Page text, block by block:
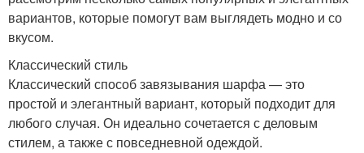
вариантов, которые помогут вам выглядеть модно и со
вкусом.
Классический стиль
Классический способ завязывания шарфа — это
простой и элегантный вариант, который подходит для
любого случая. Он идеально сочетается с деловым
стилем, а также с повседневной одеждой.